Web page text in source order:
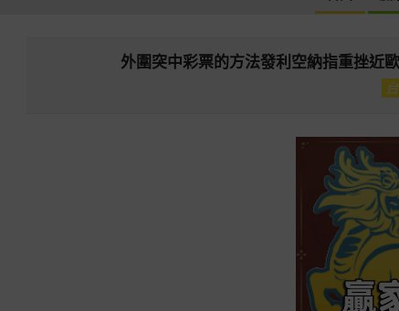
外圍突中彩票的方法發利空納指重挫近